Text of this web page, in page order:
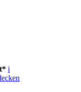
i